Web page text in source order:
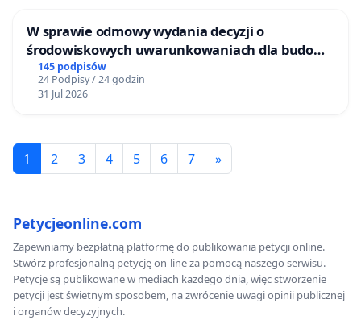
W sprawie odmowy wydania decyzji o
środowiskowych uwarunkowaniach dla budowy
zakładu wytwarzania biometanu „Krynki” w
Ostrowiu Południowym oraz ochrony
mieszkańców i Puszczy Knyszyńskiej
145 podpisów
24 Podpisy / 24 godzin
31 Jul 2026
1 2 3 4 5 6 7 »
Petycjeonline.com
Zapewniamy bezpłatną platformę do publikowania petycji online.
Stwórz profesjonalną petycję on-line za pomocą naszego serwisu.
Petycje są publikowane w mediach każdego dnia, więc stworzenie
petycji jest świetnym sposobem, na zwrócenie uwagi opinii publicznej
i organów decyzyjnych.